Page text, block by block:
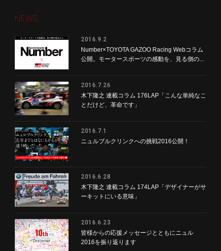
NEWS
2016.9.2
Number×TOYOTA GAZOO Racing Webコラム
公開。モータースポーツの感動を、見る側の...
2016.7.26
木下隆之 連載コラム 176LAP「こんな単純なこ
とだけど、革命です」
2016.7.1
ニュルブルクリンクへの挑戦2016公開！
2016.6.28
木下隆之 連載コラム 174LAP「デザイナーがサ
ーキットにいる意味」
2016.6.23
皆様からの応援メッセージとともにニュル
2016を振り返ります